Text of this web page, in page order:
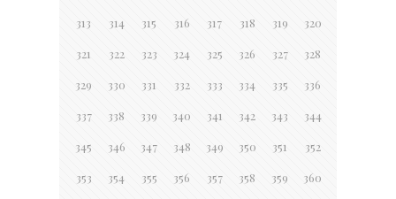
313 314 315 316 317 318 319 320
321 322 323 324 325 326 327 328
329 330 331 332 333 334 335 336
337 338 339 340 341 342 343 344
345 346 347 348 349 350 351 352
353 354 355 356 357 358 359 360